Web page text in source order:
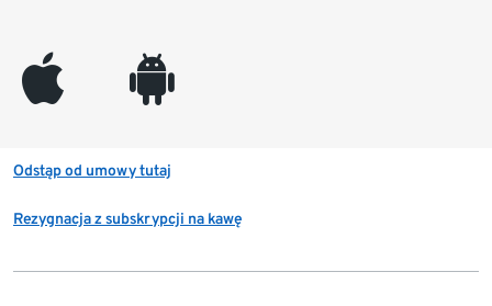
appleinc android
Odstąp od umowy tutaj
Rezygnacja z subskrypcji na kawę